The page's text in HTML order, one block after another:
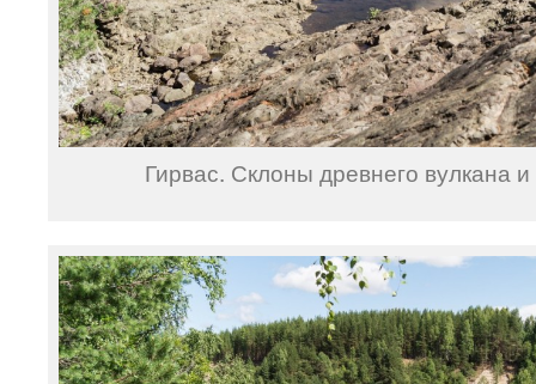
Гирвас. Склоны древнего вулкана